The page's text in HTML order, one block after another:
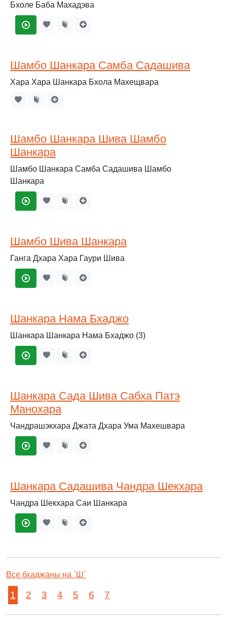
Бхоле Баба Махадэва
Шамбо Шанкара Самба Садашива
Хара Хара Шанкара Бхола Махещвара
Шамбо Шанкара Шива Шамбо
Шанкара
Шамбо Шанкара Самба Садашива Шамбо
Шанкара
Шамбо Шива Шанкара
Ганга Дхара Хара Гаури Шива
Шанкара Нама Бхаджо
Шанкара Шанкара Нама Бхаджо (3)
Шанкара Сада Шива Сабха Патэ
Манохара
Чандрашэкхара Джата Дхара Ума Махешвара
Шанкара Садашива Чандра Шекхара
Чандра Шекхара Саи Шанкара
Все бхаджаны на `Ш`
1 2 3 4 5 6 7